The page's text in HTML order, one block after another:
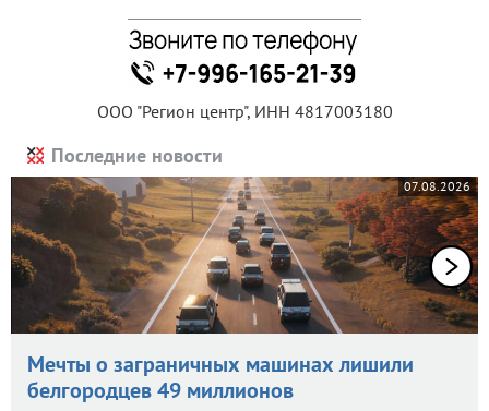
ООО "Регион центр", ИНН 4817003180
Последние новости
07.08.2026
Мечты о заграничных машинах лишили
белгородцев 49 миллионов